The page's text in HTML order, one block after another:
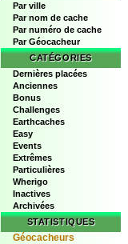
Par ville
Par nom de cache
Par numéro de cache
Par Géocacheur
CATÉGORIES
Dernières placées
Anciennes
Bonus
Challenges
Earthcaches
Easy
Events
Extrêmes
Particulières
Wherigo
Inactives
Archivées
STATISTIQUES
Géocacheurs